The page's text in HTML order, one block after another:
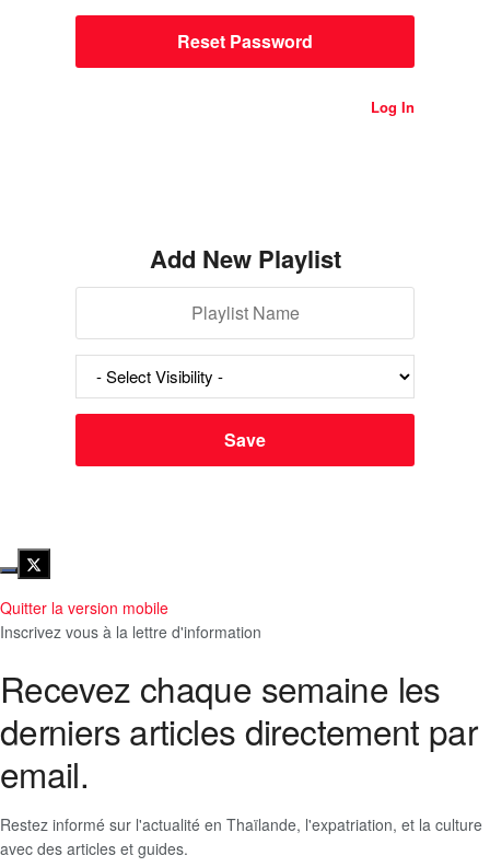
Log In
Add New Playlist
Quitter la version mobile
Inscrivez vous à la lettre d'information
Recevez chaque semaine les
derniers articles directement par
email.
Restez informé sur l'actualité en Thaïlande, l'expatriation, et la culture
avec des articles et guides.